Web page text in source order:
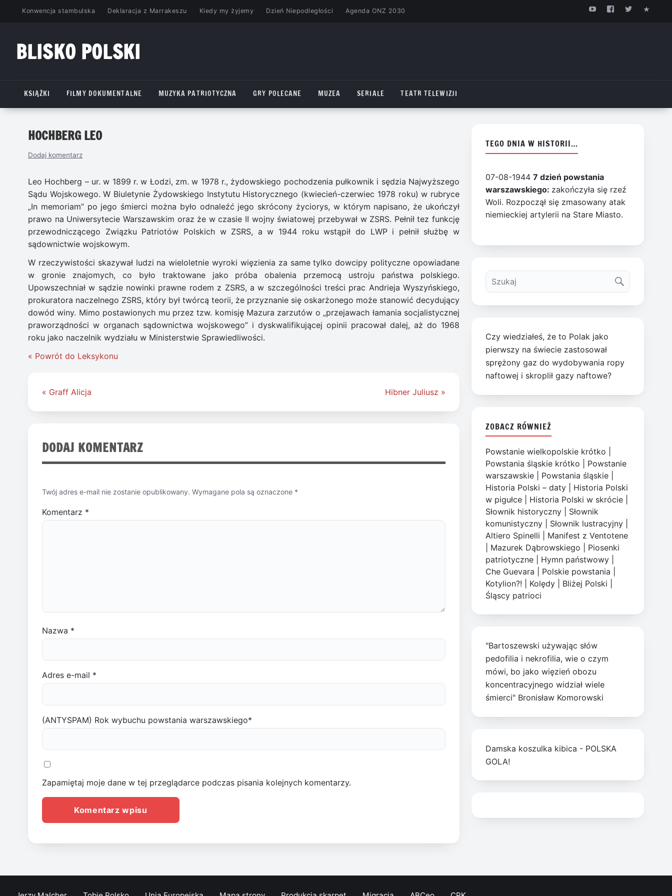
PrzejdźKonwencja stambulska Deklaracja z Marrakeszu Kiedy my żyjemy Dzień Niepodległości Agenda ONZ 2030
BLISKO POLSKI
KSIĄŻKI
FILMY DOKUMENTALNE MUZYKA PATRIOTYCZNA GRY POLECANE MUZEA SERIALE TEATR TELEWIZJI
HOCHBERG LEO
Dodaj komentarz
Leo Hochberg – ur. w 1899 r. w Łodzi, zm. w 1978 r., żydowskiego pochodzenia pułkownik i sędzia Najwyższego
Sądu Wojskowego. W Biuletynie Żydowskiego Instytutu Historycznego (kwiecień-czerwiec 1978 roku) w rubryce
„In memoriam” po jego śmierci można było odnaleźć jego skrócony życiorys, w którym napisano, że ukończył
prawo na Uniwersytecie Warszawskim oraz że w czasie II wojny światowej przebywał w ZSRS. Pełnił tez funkcję
przewodniczącego Związku Patriotów Polskich w ZSRS, a w 1944 roku wstąpił do LWP i pełnił służbę w
sądownictwie wojskowym.
W rzeczywistości skazywał ludzi na wieloletnie wyroki więzienia za same tylko dowcipy polityczne opowiadane
w gronie znajomych, co było traktowane jako próba obalenia przemocą ustroju państwa polskiego.
Upowszechniał w sądzie nowinki prawne rodem z ZSRS, a w szczególności treści prac Andrieja Wyszyńskiego,
prokuratora naczelnego ZSRS, który był twórcą teorii, że przyznanie się oskarżonego może stanowić decydujący
dowód winy. Mimo postawionych mu przez tzw. komisję Mazura zarzutów o „przejawach łamania socjalistycznej
praworządności w organach sądownictwa wojskowego” i dyskwalifikującej opinii pracował dalej, aż do 1968
roku jako naczelnik wydziału w Ministerstwie Sprawiedliwości.
« Powrót do Leksykonu
Nawigacja
« Graff Alicja Hibner Juliusz »
DODAJ KOMENTARZ
Twój adres e-mail nie zostanie opublikowany. Wymagane pola są oznaczone *
Komentarz *
Nazwa *
Adres e-mail *
(ANTYSPAM) Rok wybuchu powstania warszawskiego*
Zapamiętaj moje dane w tej przeglądarce podczas pisania kolejnych komentarzy.
TEGO DNIA W HISTORII…
07-08-19447 dzień powstania
warszawskiego: zakończyła się rzeź
Woli. Rozpoczął się zmasowany atak
niemieckiej artylerii na Stare Miasto.
Czy wiedziałeś, że to Polak jako
pierwszy na świecie zastosował
sprężony gaz do wydobywania ropy
naftowej i skroplił gazy naftowe?
ZOBACZ RÓWNIEŻ
Powstanie wielkopolskie krótko
Powstania śląskie krótko
Powstanie
warszawskie
Powstania śląskie
Historia Polski – daty
Historia Polski
w pigułce
Historia Polski w skrócie
Słownik historyczny
Słownik
komunistyczny
Słownik lustracyjny
Altiero Spinelli
Manifest z Ventotene
Mazurek Dąbrowskiego
Piosenki
patriotyczne
Hymn państwowy
Che Guevara
Polskie powstania
Kotylion?!
Kolędy Bliżej Polski
Śląscy patrioci
"Bartoszewski używając słów
pedofilia i nekrofilia, wie o czym
mówi, bo jako więzień obozu
koncentracyjnego widział wiele
śmierci" Bronisław Komorowski
Damska koszulka kibica - POLSKA
GOLA!